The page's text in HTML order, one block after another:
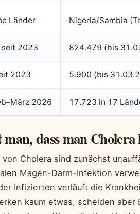
Länder Nigeria/Sambia
seit 2023 824.479 (bis
2023 5.900 (bis
2026 17.723 in 17
dass man Cholera
von Cholera sind zunächst
Magen-Darm-Infektion
Infizierten verläuft die
kaum etwas, scheiden aber